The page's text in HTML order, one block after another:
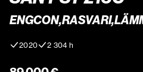
2020 2 304 h